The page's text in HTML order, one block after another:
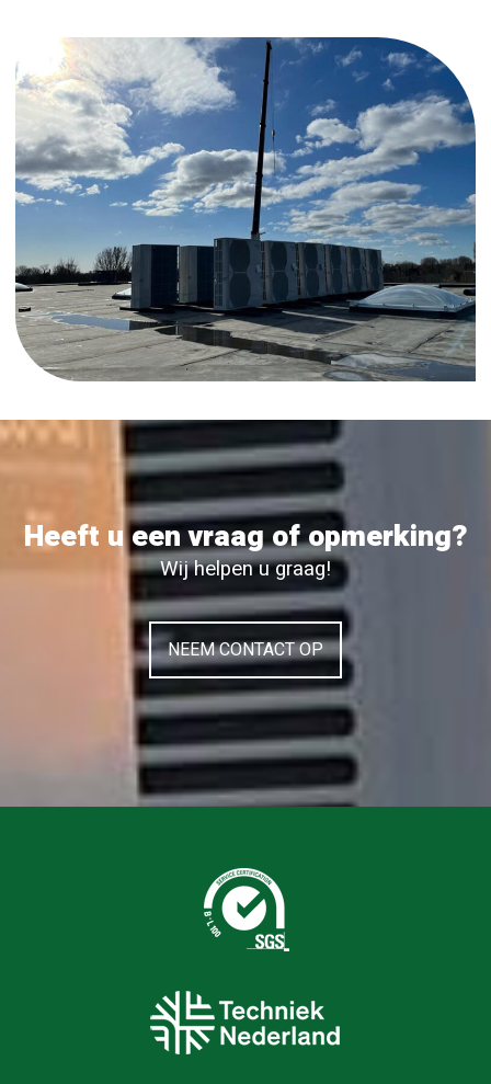
Heeft u een vraag of opmerking?
Wij helpen u graag!
NEEM CONTACT OP